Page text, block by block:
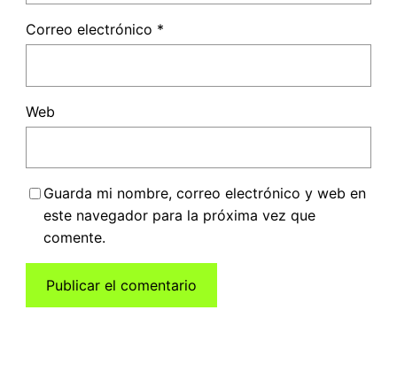
Correo electrónico *
Web
Guarda mi nombre, correo electrónico y web en
este navegador para la próxima vez que
comente.